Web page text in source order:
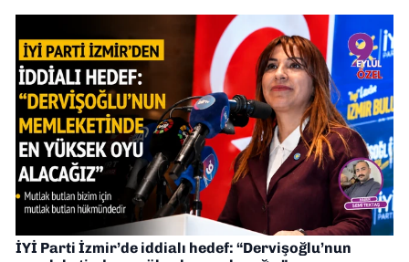
İYİ Parti İzmir’de iddialı hedef: “Dervişoğlu’nun